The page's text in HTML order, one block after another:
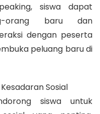
siswa dapat
orang baru dan
dengan peserta
peluang baru di
Sosial
siswa untuk